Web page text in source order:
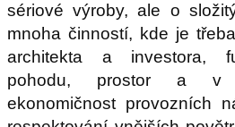
sériové výroby, ale o
mnoha činností, kde je
architekta a investora,
pohodu, prostor a v
ekonomičnost provozních